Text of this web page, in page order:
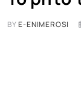
BYE-ENIMEROSI